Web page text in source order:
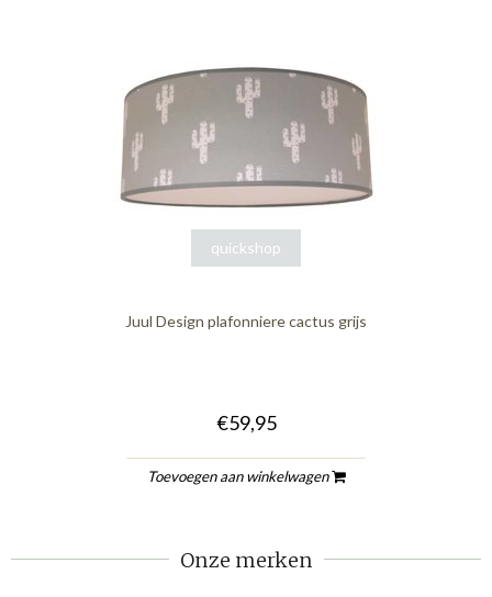
quickshop
Juul Design plafonniere cactus grijs
€59,95
Toevoegen aan winkelwagen
Onze merken